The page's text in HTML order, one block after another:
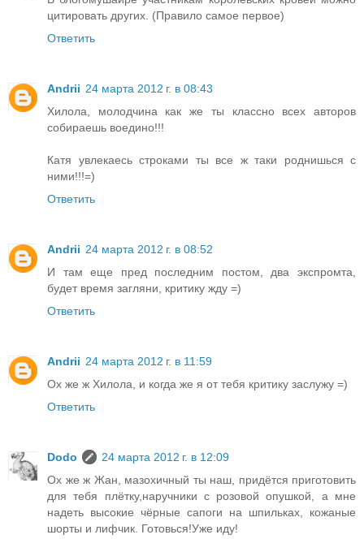
цитировать других. (Правило самое первое)
Ответить
Andrii 24 марта 2012 г. в 08:43
Хилола, молодчина как же ты классно всех авторов
собираешь воедино!!!
Катя увлекаесь строками ты все ж таки роднишься с
ними!!!=)
Ответить
Andrii 24 марта 2012 г. в 08:52
И там еще пред последним постом, два экспромта,
будет время загляни, критику жду =)
Ответить
Andrii 24 марта 2012 г. в 11:59
Ох же ж Хилола, и когда же я от тебя критику заслужу =)
Ответить
Dodo
24 марта 2012 г. в 12:09
Ох же ж Жан, мазохичный ты наш, придётся приготовить
для тебя плётку,наручники с розовой опушкой, а мне
надеть высокие чёрные сапоги на шпильках, кожаные
шорты и лифчик. Готовься!Уже иду!